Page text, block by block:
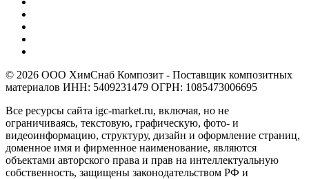
© 2026 ООО ХимСнаб Композит - Поставщик композитных
материалов ИНН: 5409231479 ОГРН: 1085473006695
Все ресурсы сайта igc-market.ru, включая, но не
ограничиваясь, текстовую, графическую, фото- и
видеоинформацию, структуру, дизайн и оформление страниц,
доменное имя и фирменное наименование, являются
объектами авторского права и прав на интеллектуальную
собственность, защищены законодательством РФ и